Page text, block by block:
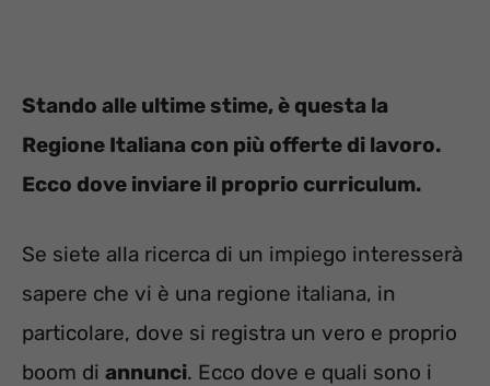
Stando alle ultime stime, è questa la
Regione Italiana con più offerte di lavoro.
Ecco dove inviare il proprio curriculum.
Se siete alla ricerca di un impiego interesserà
sapere che vi è una regione italiana, in
particolare, dove si registra un vero e proprio
boom di annunci. Ecco dove e quali sono i